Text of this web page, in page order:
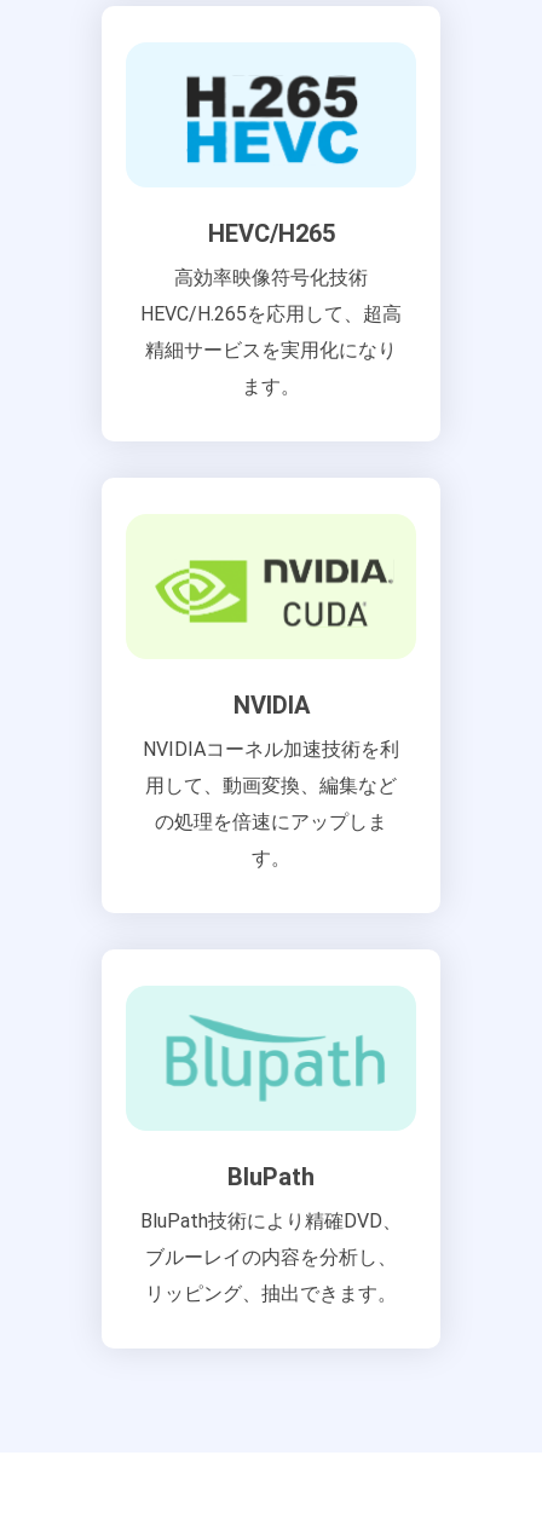
HEVC/H265
高効率映像符号化技術
HEVC/H.265を応用して、超高
精細サービスを実用化になり
ます。
NVIDIA
NVIDIAコーネル加速技術を利
用して、動画変換、編集など
の処理を倍速にアップしま
す。
BluPath
BluPath技術により精確DVD、
ブルーレイの内容を分析し、
リッピング、抽出できます。